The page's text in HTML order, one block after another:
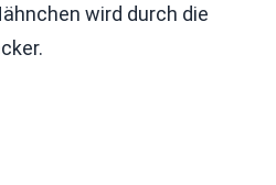
wird durch die